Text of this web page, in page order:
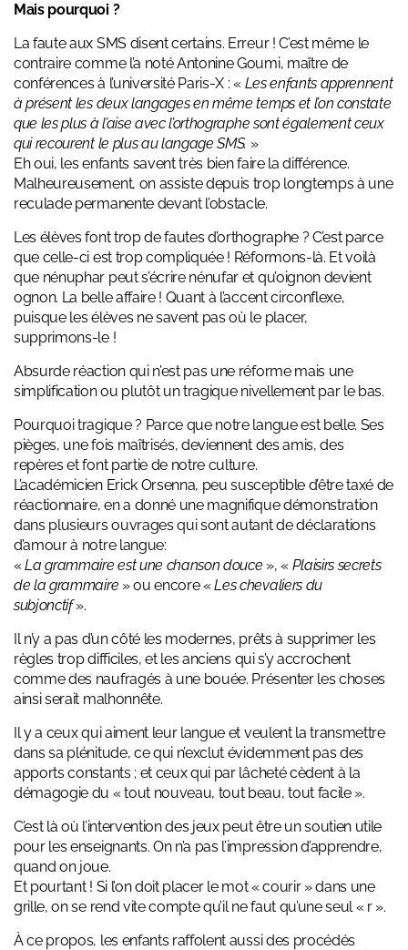
Mais pourquoi ?
La faute aux SMS disent certains. Erreur ! C’est même le
contraire comme l’a noté Antonine Goumi, maître de
conférences à l’université Paris-X : « Les enfants apprennent
à présent les deux langages en même temps et l’on constate
que les plus à l’aise avec l’orthographe sont également ceux
qui recourent le plus au langage SMS. »
Eh oui, les enfants savent très bien faire la différence.
Malheureusement, on assiste depuis trop longtemps à une
reculade permanente devant l’obstacle.
Les élèves font trop de fautes d’orthographe ? C’est parce
que celle-ci est trop compliquée ! Réformons-là. Et voilà
que nénuphar peut s’écrire nénufar et qu’oignon devient
ognon. La belle affaire ! Quant à l’accent circonflexe,
puisque les élèves ne savent pas où le placer,
supprimons-le !
Absurde réaction qui n’est pas une réforme mais une
simplification ou plutôt un tragique nivellement par le bas.
Pourquoi tragique ? Parce que notre langue est belle. Ses
pièges, une fois maîtrisés, deviennent des amis, des
repères et font partie de notre culture.
L’académicien Erick Orsenna, peu susceptible d’être taxé de
réactionnaire, en a donné une magnifique démonstration
dans plusieurs ouvrages qui sont autant de déclarations
d’amour à notre langue:
«La grammaire est une chanson douce », « Plaisirs secrets
de la grammaire » ou encore «Les chevaliers du
subjonctif».
Il n’y a pas d’un côté les modernes, prêts à supprimer les
règles trop difficiles, et les anciens qui s’y accrochent
comme des naufragés à une bouée. Présenter les choses
ainsi serait malhonnête.
Il y a ceux qui aiment leur langue et veulent la transmettre
dans sa plénitude, ce qui n’exclut évidemment pas des
apports constants ; et ceux qui par lâcheté cèdent à la
démagogie du « tout nouveau, tout beau, tout facile ».
C’est là où l’intervention des jeux peut être un soutien utile
pour les enseignants. On n’a pas l’impression d’apprendre,
quand on joue.
Et pourtant ! Si l’on doit placer le mot « courir » dans une
grille, on se rend vite compte qu’il ne faut qu’une seul « r ».
À ce propos, les enfants raffolent aussi des procédés